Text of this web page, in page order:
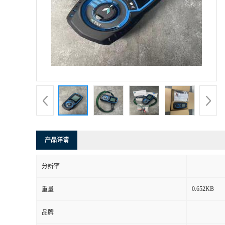
产品详请
分辨率
重量 0.652KB
品牌